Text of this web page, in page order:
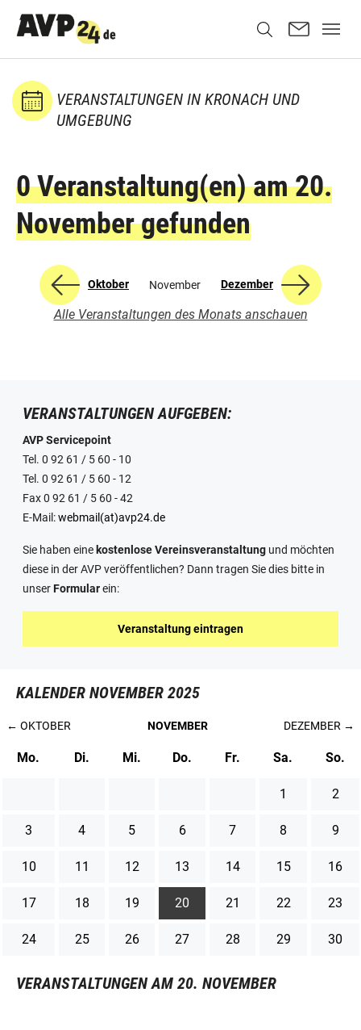
VERANSTALTUNGEN IN KRONACH UND
UMGEBUNG
0 Veranstaltung(en) am 20.
November gefunden
Oktober November Dezember
Alle Veranstaltungen des Monats anschauen
VERANSTALTUNGEN AUFGEBEN:
AVP Servicepoint
Tel. 0 92 61 / 5 60 - 10
Tel. 0 92 61 / 5 60 - 12
Fax 0 92 61 / 5 60 - 42
E-Mail:webmail(at)avp24.de
Sie haben eine kostenlose Vereinsveranstaltung und möchten
diese in der AVP veröffentlichen? Dann tragen Sie dies bitte in
unserFormularein:
Veranstaltung eintragen
KALENDER NOVEMBER 2025
← OKTOBER NOVEMBER DEZEMBER →
Mo. Di. Mi. Do. Fr. Sa. So.
1 2
3 4 5 6 7 8 9
10 11 12 13 14 15 16
17 18 19 20 21 22 23
24 25 26 27 28 29 30
VERANSTALTUNGEN AM 20. NOVEMBER